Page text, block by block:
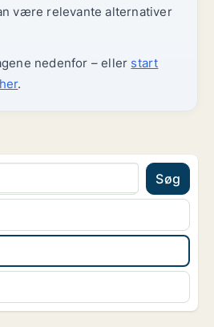
være relevante alternativer
nedenfor – eller start
.
Søg